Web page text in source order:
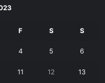
F S S
4 5 6
11 12 13